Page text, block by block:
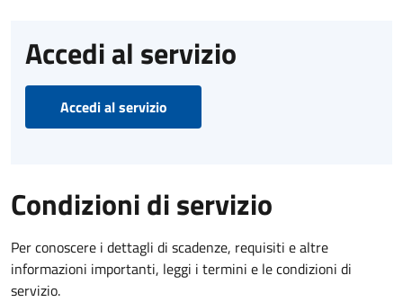
Accedi al servizio
Accedi al servizio
Condizioni di servizio
Per conoscere i dettagli di scadenze, requisiti e altre
informazioni importanti, leggi i termini e le condizioni di
servizio.